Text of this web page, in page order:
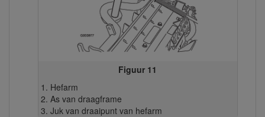
Figuur 11
Hefarm
As van draagframe
Juk van draaipunt van hefarm